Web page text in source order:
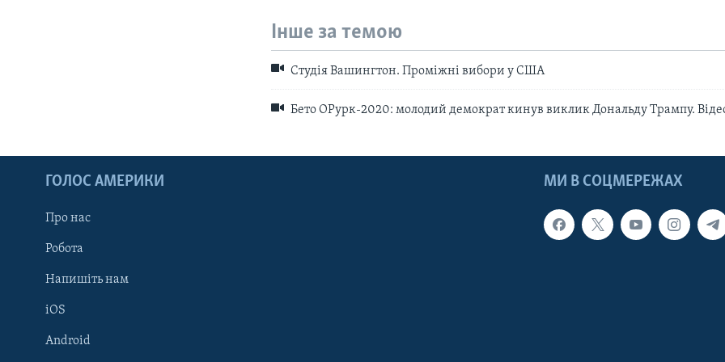
Інше за темою
Студія Вашингтон. Проміжні вибори у США
Бето ОРурк-2020: молодий демократ кинув виклик Дональду Трампу.
МИ В СОЦМЕРЕЖАХ
ГОЛОС АМЕРИКИ
Про нас
Робота
Напишіть нам
iOS
Android